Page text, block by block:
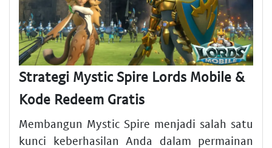
Strategi Mystic Spire Lords Mobile &
Kode Redeem Gratis
Membangun Mystic Spire menjadi salah satu
kunci keberhasilan Anda dalam permainan